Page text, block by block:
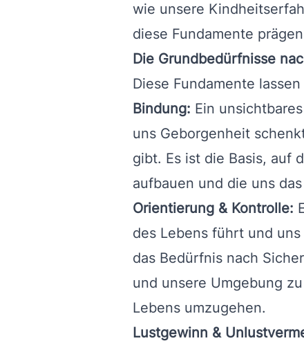
wie unsere
diese Fundamente
Die Grundbedürfnisse
Diese Fundamente
Bindung: Ein
uns Geborgenheit
gibt. Es ist die Basis, auf
aufbauen und die uns
Orientierung & Kontrolle:
des Lebens führt und
das Bedürfnis nach
und unsere Umgebung
Lebens umzugehen.
Lustgewinn &